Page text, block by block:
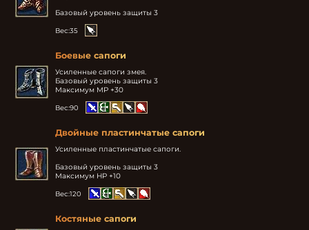
Базовый уровень защиты 3
Вес:35
Боевые сапоги
Усиленные сапоги змея.
Базовый уровень защиты 3
Максимум MP +30
Вес:90
Двойные пластинчатые сапоги
Усиленные пластинчатые сапоги.
Базовый уровень защиты 3
Максимум HP +10
Вес:120
Костяные сапоги